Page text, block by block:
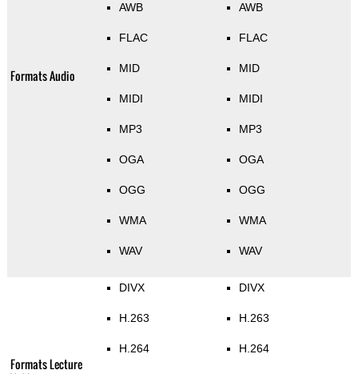
Formats Audio
AWB
FLAC
MID
MIDI
MP3
OGA
OGG
WMA
WAV
AWB
FLAC
MID
MIDI
MP3
OGA
OGG
WMA
WAV
Formats Lecture
DIVX
H.263
H.264
DIVX
H.263
H.264